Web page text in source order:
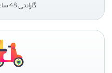
گارانتی 48 ساعت می باشد.